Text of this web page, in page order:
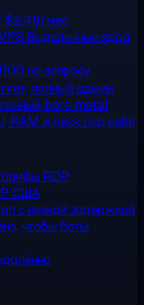
$2,48/мес
Выделенные ядра
по запросу
полный админ
bare metal
RAM и диск под себя
RDP
США
с низкой задержкой
чтобы боты